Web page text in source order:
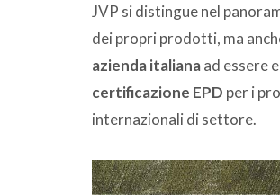
JVP si distingue nel
dei propri prodotti, ma
azienda italianaad essere
certificazione EPD per i
internazionali di settore.